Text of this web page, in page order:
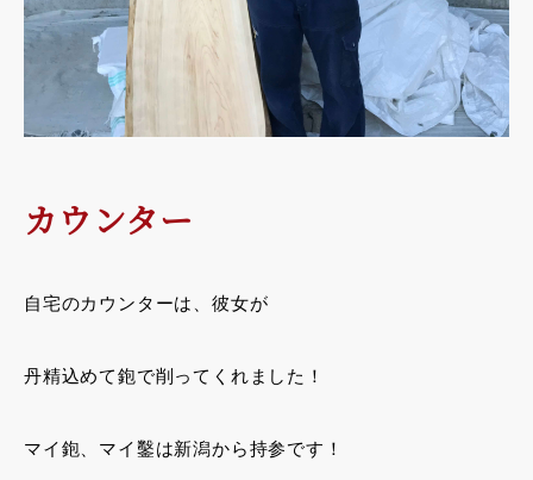
カウンター
自宅のカウンターは、彼女が
丹精込めて鉋で削ってくれました！
マイ鉋、マイ鑿は新潟から持参です！